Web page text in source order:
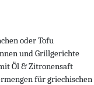
oder Tofu
und Grillgerichte
Öl & Zitronensaft
für